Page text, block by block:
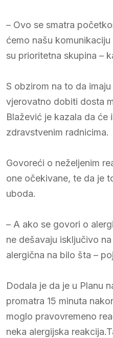
– Ovo se smatra
ćemo našu
su prioritetna skupina –
S obzirom na to da
vjerovatno dobiti dosta
Blažević je kazala da će
zdravstvenim radnicima.
Govoreći o neželjenim
one očekivane, te da je
uboda.
– A ako se govori o
ne dešavaju isključivo
alergična na bilo šta –
Dodala je da je u Planu
promatra 15 minuta
moglo pravovremeno
neka alergijska